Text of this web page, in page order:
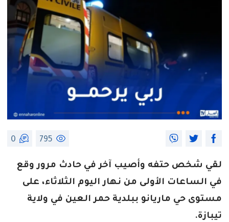
795
0
لقي شخص حتفه وأصيب آخر في حادث مرور وقع
في الساعات الأولى من نهار اليوم الثلاثاء، على
مستوى حي ماريانو ببلدية حمر العين في ولاية
تيبازة.